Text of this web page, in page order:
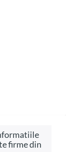
firme din